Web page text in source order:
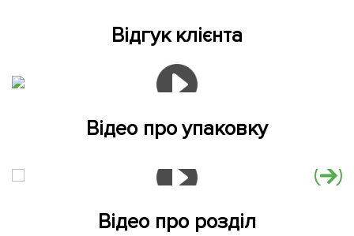
Відгук клієнта
Відео про упаковку
Відео про розділ